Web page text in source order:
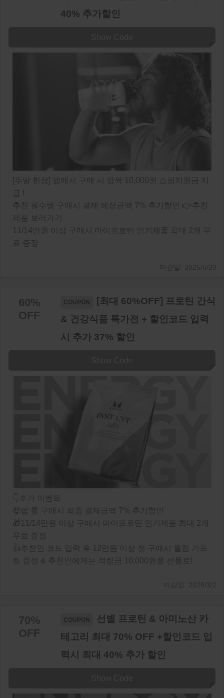
40% 추가할인
[주말 한정] 앱에서 구매 시 깜짝 10,000원 쇼핑지원금 지
급 !
추천 필수템 구매시 결제 예정금액 7% 추가할인 👉추천
제품 보러가기
11/14만원 이상 구매시 마이프로틴 인기제품 최대 2개 무
료 증정
60%
OFF
[최대 60%OFF] 프로틴 간식
& 건강식품 특가전 + 할인코드 입력
시 추가 37% 할인
👇추가 이벤트
🤑팝 롤 구매시 최종 결제금액 7% 추가할인
🎁11/14만원 이상 구매시 마이프로틴 인기제품 최대 2개
무료 증정
👍추천인 코드 입력 후 12만원 이상 첫 구매시 웰컴 기프
트 증정 & 추천인에게는 적립금 10,000원을 선물로!
70%
OFF
선별 프로틴 & 아미노산 카
테고리 최대 70% OFF +할인코드 입
력시 최대 40% 추가 할인